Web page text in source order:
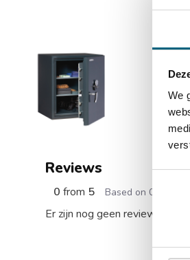
We
Reviews
0 from 5 Based on 0 reviews
Er zijn nog geen reviews